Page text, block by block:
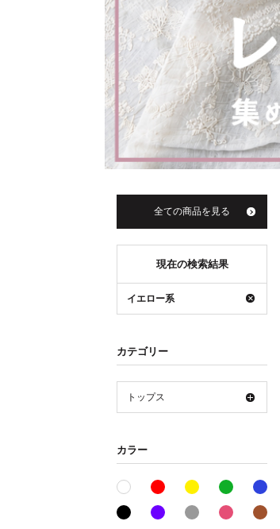
全ての商品を見る
現在の検索結果
イエロー系
カテゴリー
トップス
カラー
ホワイト系レッド系 イエロー系グリーン系
ブラック系パープル系グレー系 ピンク系